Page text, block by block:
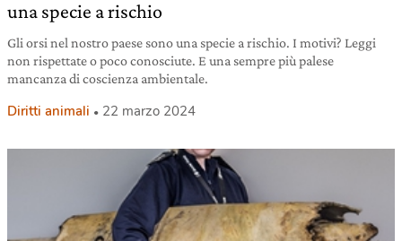
una specie a rischio
Gli orsi nel nostro paese sono una specie a rischio. I motivi? Leggi
non rispettate o poco conosciute. E una sempre più palese
mancanza di coscienza ambientale.
Diritti animali 22 marzo 2024